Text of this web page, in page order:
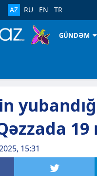
AZ RU EN TR
GÜNDƏM
15:31